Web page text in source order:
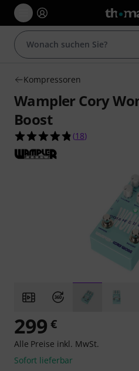
Kompressoren
Wampler Cory
Boost
4.8 von 5
(18)
299 €
Alle Preise inkl. MwSt.
Sofort lieferbar